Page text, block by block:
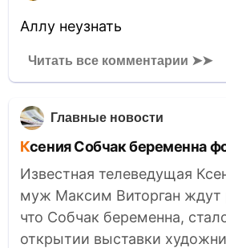
Аллу неузнать
Читать все комментарии ➤➤
Главные новости
Ксения Собчак беременна
Известная телеведущая
муж Максим Виторган ждут
что Собчак беременна,
открытии выставки